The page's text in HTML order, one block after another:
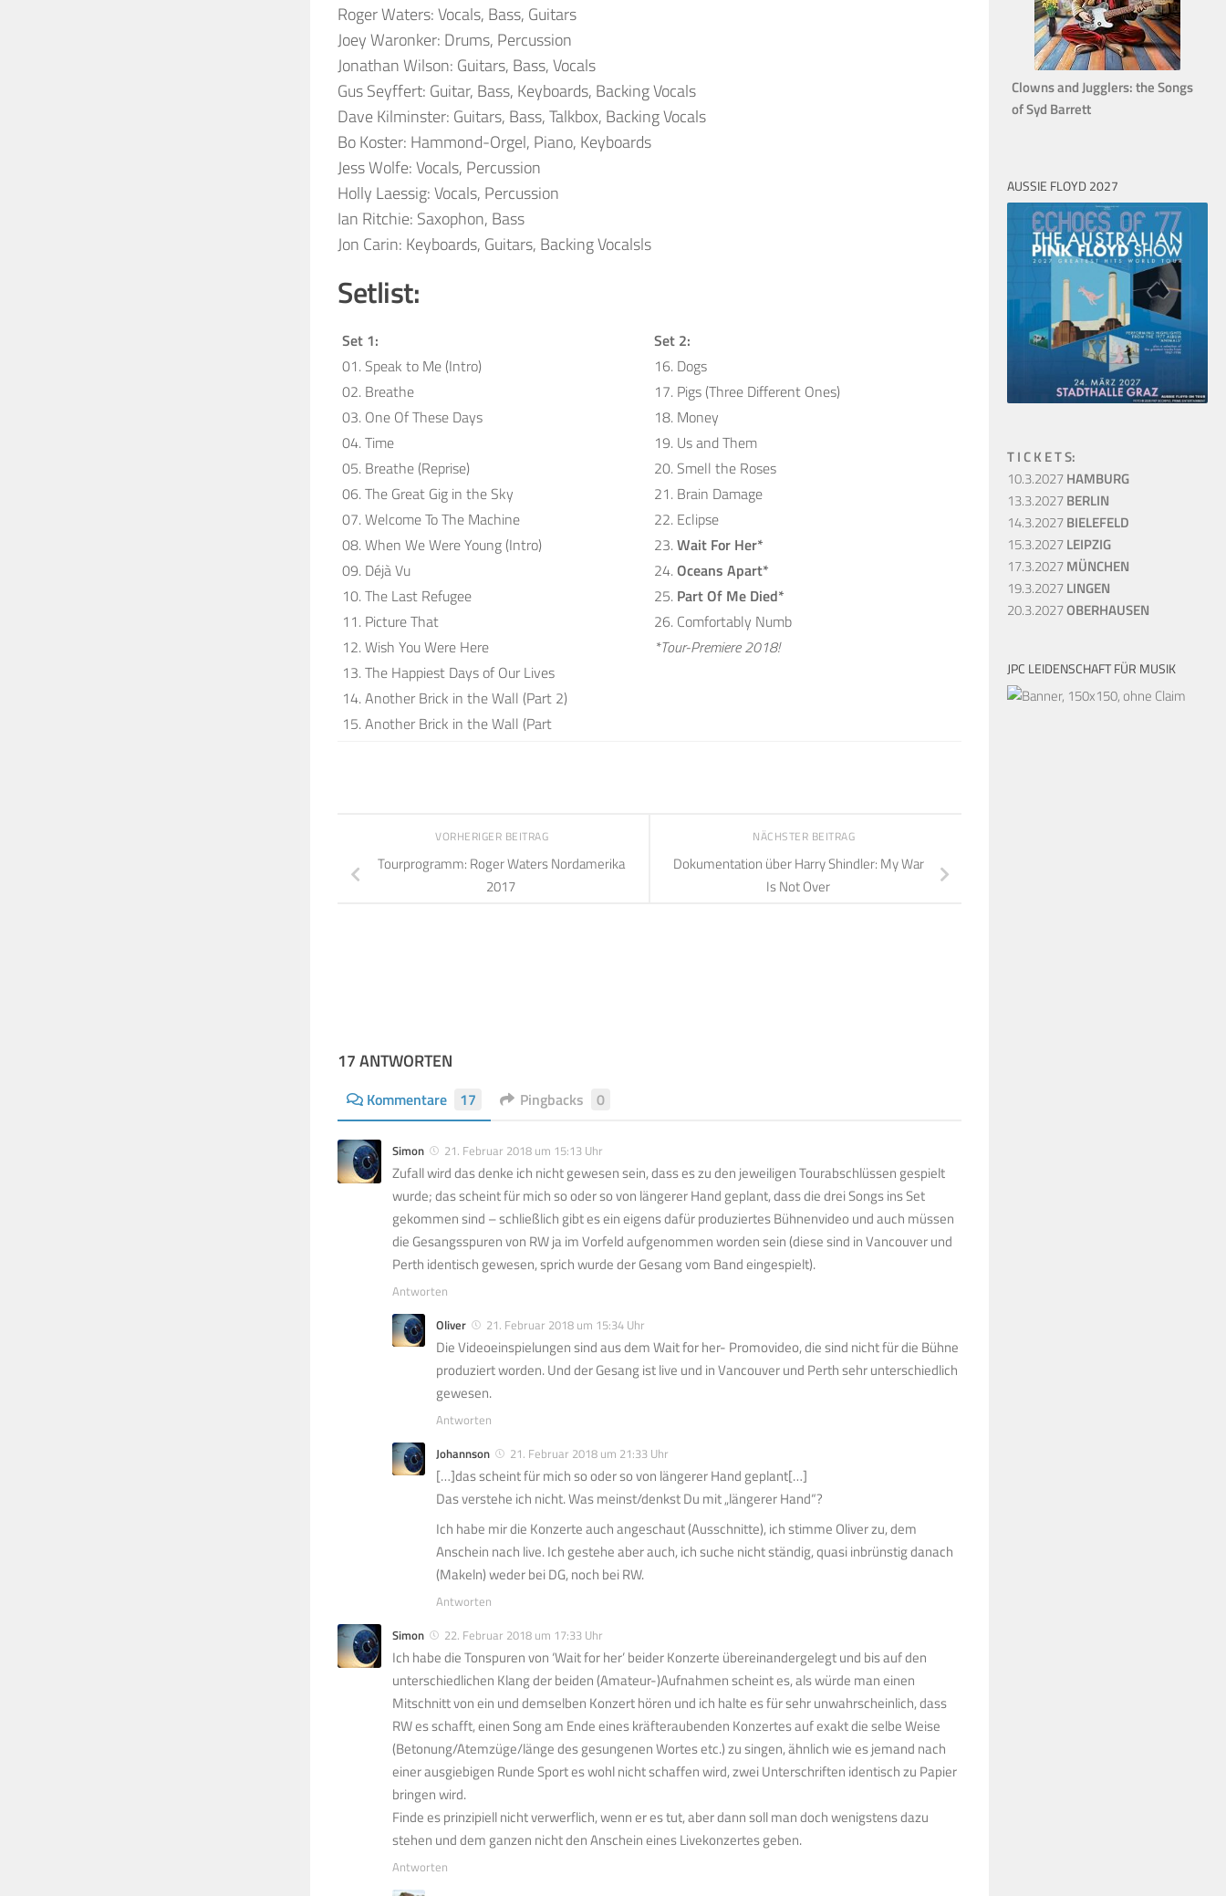
Roger Waters: Vocals, Bass, Guitars
Joey Waronker: Drums, Percussion
Jonathan Wilson: Guitars, Bass, Vocals
Gus Seyffert: Guitar, Bass, Keyboards, Backing Vocals
Dave Kilminster: Guitars, Bass, Talkbox, Backing Vocals
Bo Koster: Hammond-Orgel, Piano, Keyboards
Jess Wolfe: Vocals, Percussion
Holly Laessig: Vocals, Percussion
Ian Ritchie: Saxophon, Bass
Jon Carin: Keyboards, Guitars, Backing Vocalsls
Setlist:
Set 1:
01. Speak to Me (Intro)
02. Breathe
03. One Of These Days
04. Time
05. Breathe (Reprise)
06. The Great Gig in the Sky
07. Welcome To The Machine
08. When We Were Young (Intro)
09. Déjà Vu
10. The Last Refugee
11. Picture That
12. Wish You Were Here
13. The Happiest Days of Our Lives
14. Another Brick in the Wall (Part 2)
15. Another Brick in the Wall (Part
Set 2:
16. Dogs
17. Pigs (Three Different Ones)
18. Money
19. Us and Them
20. Smell the Roses
21. Brain Damage
22. Eclipse
23.Wait For Her*
24.Oceans Apart*
25. Part Of Me Died*
26. Comfortably Numb
*Tour-Premiere 2018!
NÄCHSTER BEITRAG
Dokumentation über Harry Shindler: My War
Is Not Over
VORHERIGER BEITRAG
Tourprogramm: Roger Waters Nordamerika
2017
17 ANTWORTEN
Kommentare 17 Pingbacks 0
Simon 21. Februar 2018 um 15:13 Uhr
Zufall wird das denke ich nicht gewesen sein, dass es zu den jeweiligen Tourabschlüssen gespielt
wurde; das scheint für mich so oder so von längerer Hand geplant, dass die drei Songs ins Set
gekommen sind – schließlich gibt es ein eigens dafür produziertes Bühnenvideo und auch müssen
die Gesangsspuren von RW ja im Vorfeld aufgenommen worden sein (diese sind in Vancouver und
Perth identisch gewesen, sprich wurde der Gesang vom Band eingespielt).
Antworten
Oliver
21. Februar 2018 um 15:34 Uhr
Die Videoeinspielungen sind aus dem Wait for her- Promovideo, die sind nicht für die Bühne
produziert worden. Und der Gesang ist live und in Vancouver und Perth sehr unterschiedlich
gewesen.
Antworten
Johannson
21. Februar 2018 um 21:33 Uhr
[…]das scheint für mich so oder so von längerer Hand geplant[…]
Das verstehe ich nicht. Was meinst/denkst Du mit „längerer Hand“?
Ich habe mir die Konzerte auch angeschaut (Ausschnitte), ich stimme Oliver zu, dem
Anschein nach live. Ich gestehe aber auch, ich suche nicht ständig, quasi inbrünstig danach
(Makeln) weder bei DG, noch bei RW.
Antworten
Simon
22. Februar 2018 um 17:33 Uhr
Ich habe die Tonspuren von ‘Wait for her’ beider Konzerte übereinandergelegt und bis auf den
unterschiedlichen Klang der beiden (Amateur-)Aufnahmen scheint es, als würde man einen
Mitschnitt von ein und demselben Konzert hören und ich halte es für sehr unwahrscheinlich, dass
RW es schafft, einen Song am Ende eines kräfteraubenden Konzertes auf exakt die selbe Weise
(Betonung/Atemzüge/länge des gesungenen Wortes etc.) zu singen, ähnlich wie es jemand nach
einer ausgiebigen Runde Sport es wohl nicht schaffen wird, zwei Unterschriften identisch zu Papier
bringen wird.
Finde es prinzipiell nicht verwerflich, wenn er es tut, aber dann soll man doch wenigstens dazu
stehen und dem ganzen nicht den Anschein eines Livekonzertes geben.
Antworten
Clowns and Jugglers: the Songs
of Syd Barrett
AUSSIE FLOYD 2027
T I C K E T S:
10.3.2027HAMBURG
13.3.2027BERLIN
14.3.2027BIELEFELD
15.3.2027LEIPZIG
17.3.2027MÜNCHEN
19.3.2027LINGEN
20.3.2027OBERHAUSEN
JPC LEIDENSCHAFT FÜR MUSIK